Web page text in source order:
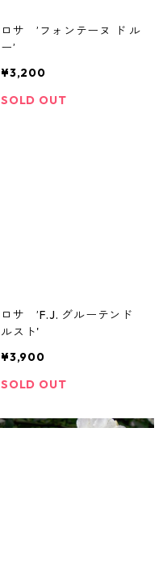
ロサ ’フォンテーヌ ド ル
ー’
¥3,200
SOLD OUT
ロサ ’F.J. グルーテンド
ルスト'
¥3,900
SOLD OUT